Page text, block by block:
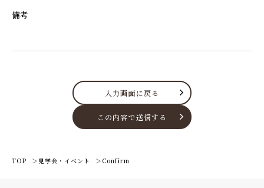
備考
入力画面に戻る
この内容で送信する
TOP 見学会・イベント Confirm